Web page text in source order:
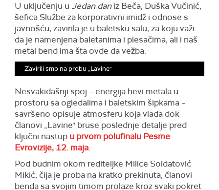
U uključenju u Jedan daniz Beča, Duška Vučinić,
šefica Službe za korporativni imidž i odnose s
javnošću, zavirila je u baletsku salu, za koju važi
da je namenjena baletanima i plesačima, ali i naš
metal bend ima šta ovde da vežba.
Zavirili smo na probu „Lavine"
Nesvakidašnji spoj – energija hevi metala u
prostoru sa ogledalima i baletskim šipkama –
savršeno opisuje atmosferu koja vlada dok
članovi „Lavine" bruse poslednje detalje pred
ključni nastup u prvom polufinalu Pesme
Evrovizije, 12. maja.
Pod budnim okom rediteljke Milice Soldatović
Mikić, čija je proba na kratko prekinuta, članovi
benda sa svojim timom prolaze kroz svaki pokret